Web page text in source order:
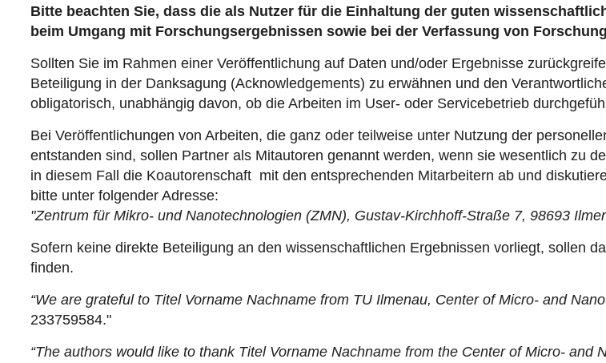
Bitte beachten Sie, dass die als Nutzer für die Einhaltung der guten
beim Umgang mit Forschungsergebnissen sowie bei der Verfassung von
Sollten Sie im Rahmen einer Veröffentlichung auf Daten und/oder Ergebnisse
Beteiligung in der Danksagung (Acknowledgements) zu erwähnen und den
obligatorisch, unabhängig davon, ob die Arbeiten im User- oder Servicebetrieb
Bei Veröffentlichungen von Arbeiten, die ganz oder teilweise unter Nutzung der
entstanden sind, sollen Partner als Mitautoren genannt werden, wenn sie wesentlich zu
in diesem Fall die Koautorenschaft mit den entsprechenden Mitarbeitern ab und
bitte unter folgender Adresse:
"Zentrum für Mikro- und Nanotechnologien (ZMN), Gustav-Kirchhoff-Straße 7, 98693
Sofern keine direkte Beteiligung an den wissenschaftlichen Ergebnissen vorliegt, sollen
finden.
“We are grateful to Titel Vorname Nachname from TU Ilmenau, Center of Micro- and
233759584."
“The authors would like to thank Titel Vorname Nachname from the Center of Micro- and